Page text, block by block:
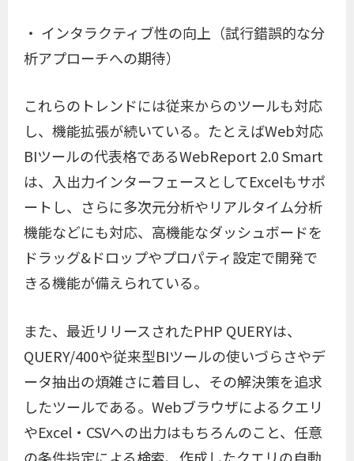
・ インタラクティブ性の向上（試行錯誤的な分
析アプローチへの期待）
これらのトレンドには従来からのツールも対応
し、機能拡張が続いている。たとえばWeb対応
BIツールの代表格であるWebReport 2.0 Smart
は、入出力インターフェースとしてExcelもサポ
ートし、さらに多次元分析やリアルタイム分析
機能などにも対応、高機能なダッシュボードを
ドラッグ&ドロップやプロパティ設定で開発で
きる機能が備えられている。
また、最近リリースされたPHP QUERYは、
QUERY/400や従来型BIツールの使いづらさやデ
ータ抽出の煩雑さに着目し、その解決策を追求
したツールである。Webブラウザによるクエリ
やExcel・CSVへの出力はもちろんのこと、任意